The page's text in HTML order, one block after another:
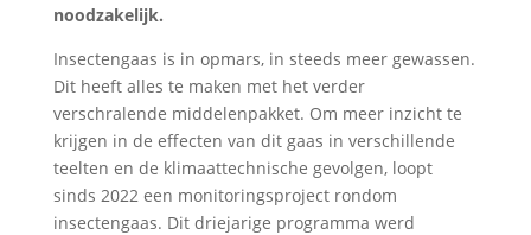
noodzakelijk.
Insectengaas is in opmars, in steeds meer gewassen.
Dit heeft alles te maken met het verder
verschralende middelenpakket. Om meer inzicht te
krijgen in de effecten van dit gaas in verschillende
teelten en de klimaattechnische gevolgen, loopt
sinds 2022 een monitoringsproject rondom
insectengaas. Dit driejarige programma werd